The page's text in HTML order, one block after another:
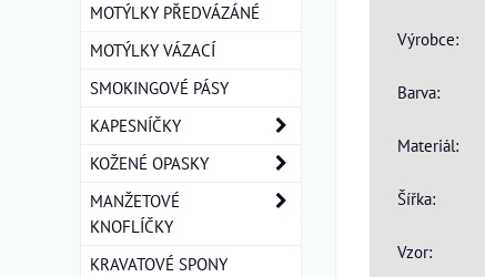
Výrobce:
Barva:
Materiál:
Šířka:
Vzor:
MOTÝLKY PŘEDVÁZÁNÉ
MOTÝLKY VÁZACÍ
SMOKINGOVÉ PÁSY
KAPESNÍČKY
KOŽENÉ OPASKY
MANŽETOVÉ
KNOFLÍČKY
KRAVATOVÉ SPONY